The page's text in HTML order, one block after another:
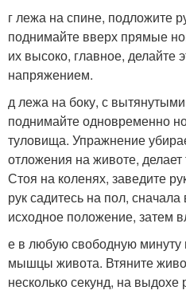
г лежа на спине, подложите
поднимайте вверх прямые
их высоко, главное, делайте
напряжением.
д лежа на боку, с
поднимайте одновременно
туловища. Упражнение
отложения на животе,
Стоя на коленях, заведите
рук садитесь на пол,
исходное положение, затем
е в любую свободную минуту
мышцы живота. Втяните
несколько секунд, на